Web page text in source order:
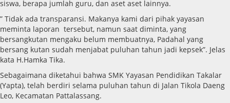
siswa, berapa jumlah guru, dan aset aset lainnya.
” Tidak ada transparansi. Makanya kami dari pihak yayasan
meminta laporan tersebut, namun saat diminta, yang
bersangkutan mengaku belum membuatnya, Padahal yang
bersang kutan sudah menjabat puluhan tahun jadi kepsek”. Jelas
kata H.Hamka Tika.
Sebagaimana diketahui bahwa SMK Yayasan Pendidikan Takalar
(Yapta), telah berdiri selama puluhan tahun di Jalan Tikola Daeng
Leo, Kecamatan Pattalassang.